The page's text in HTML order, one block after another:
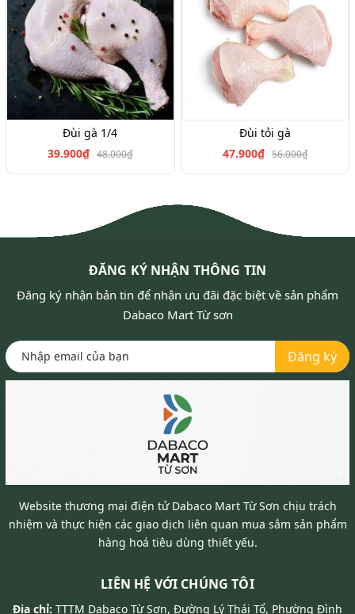
Đùi gà 1/4
39.900₫ 48.000₫
Đùi tỏi gà
47.900₫ 56.000₫
ĐĂNG KÝ NHẬN THÔNG TIN
Đăng ký nhận bản tin để nhận ưu đãi đặc biệt về sản phẩm
Dabaco Mart Từ sơn
Đăng ký
Website thương mại điện tử Dabaco Mart Từ Sơn chịu trách
nhiệm và thực hiện các giao dịch liên quan mua sắm sản phẩm
hàng hoá tiêu dùng thiết yếu.
LIÊN HỆ VỚI CHÚNG TÔI
Địa chỉ: TTTM Dabaco Từ Sơn, Đường Lý Thái Tổ, Phường Đình